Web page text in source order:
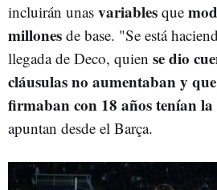
incluirán unas variables que
millones de base. "Se está
llegada de Deco, quien se dio
cláusulas no aumentaban y
firmaban con 18 años tenían
apuntan desde el Barça.